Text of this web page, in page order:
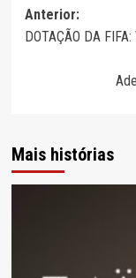
Navegação
de
Anterior:
DOTAÇÃO DA
Mais histórias